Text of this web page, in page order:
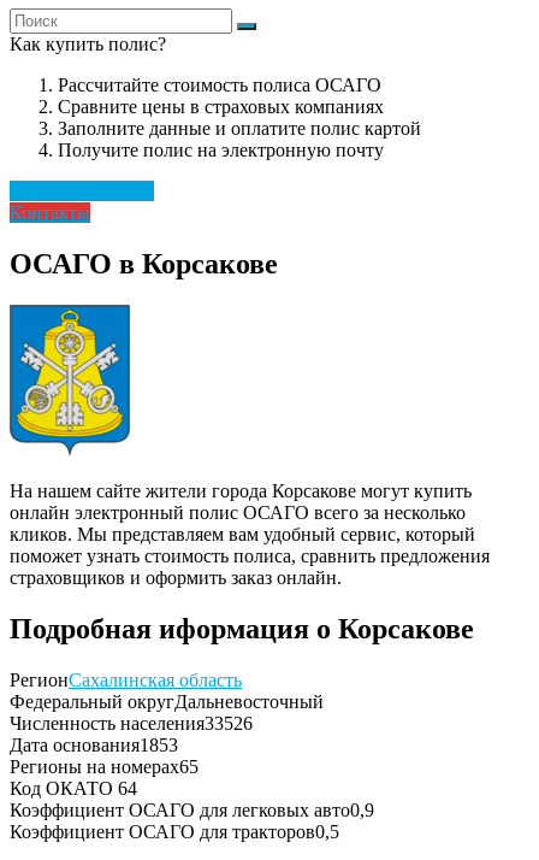
Как купить полис?
Рассчитайте стоимость полиса ОСАГО
Сравните цены в страховых компаниях
Заполните данные и оплатите полис картой
Получите полис на электронную почту
Контакты
ОСАГО в Корсакове
На нашем сайте жители города Корсакове могут купить
онлайн электронный полис ОСАГО всего за несколько
кликов. Мы представляем вам удобный сервис, который
поможет узнать стоимость полиса, сравнить предложения
страховщиков и оформить заказ онлайн.
Подробная иформация о Корсакове
РегионСахалинская область
Федеральный округДальневосточный
Численность населения33526
Дата основания1853
Регионы на номерах65
Код ОКАТО 64
Коэффициент ОСАГО для легковых авто0,9
Коэффициент ОСАГО для тракторов0,5